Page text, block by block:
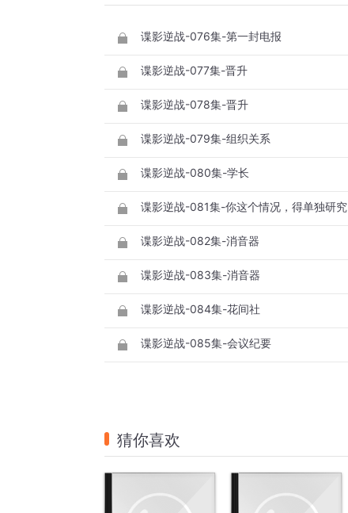
谍影逆战-076集-第一封电报
谍影逆战-077集-晋升
谍影逆战-078集-晋升
谍影逆战-079集-组织关系
谍影逆战-080集-学长
谍影逆战-081集-你这个情况，得单独研究
谍影逆战-082集-消音器
谍影逆战-083集-消音器
谍影逆战-084集-花间社
谍影逆战-085集-会议纪要
猜你喜欢